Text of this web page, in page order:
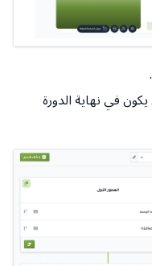
في نهاية الدورة